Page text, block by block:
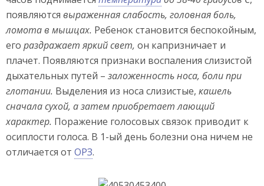
появляются выраженная слабость, головная боль,
ломота в мышцах. Ребенок становится беспокойным,
его раздражает яркий свет, он капризничает и
плачет. Появляются признаки воспаления слизистой
дыхательных путей – заложенность носа, боли при
глотании. Выделения из носа слизистые, кашель
сначала сухой, а затем приобретает лающий
характер. Поражение голосовых связок приводит к
осиплости голоса. В 1-ый день болезни она ничем не
отличается от ОРЗ.